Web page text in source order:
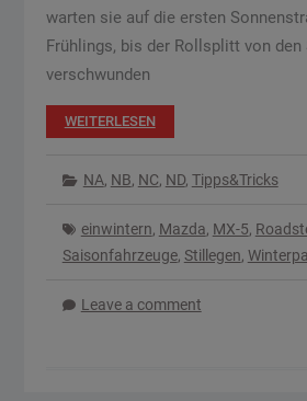
warten sie auf die ersten
Frühlings, bis der Rollsplitt von den
verschwunden
WEITERLESEN
NA, NB, NC, ND, Tipps&Tricks
einwintern, Mazda, MX-5,
Saisonfahrzeuge, Stillegen,
Leave a comment